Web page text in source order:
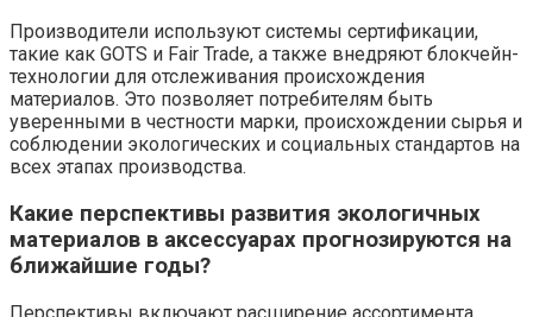
Производители используют системы сертификации,
такие как GOTS и Fair Trade, а также внедряют блокчейн-
технологии для отслеживания происхождения
материалов. Это позволяет потребителям быть
уверенными в честности марки, происхождении сырья и
соблюдении экологических и социальных стандартов на
всех этапах производства.
Какие перспективы развития экологичных
материалов в аксессуарах прогнозируются на
ближайшие годы?
Перспективы включают расширение ассортимента